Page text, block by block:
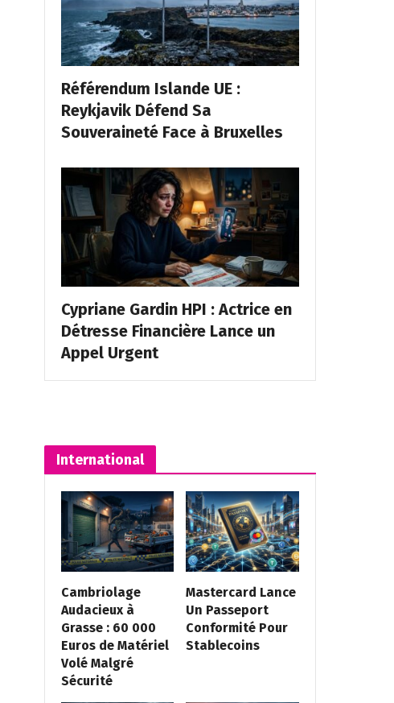
Référendum Islande UE :
Reykjavik Défend Sa
Souveraineté Face à Bruxelles
Cypriane Gardin HPI : Actrice en
Détresse Financière Lance un
Appel Urgent
International
Cambriolage
Audacieux à
Grasse : 60 000
Euros de Matériel
Volé Malgré
Sécurité
Mastercard Lance
Un Passeport
Conformité Pour
Stablecoins